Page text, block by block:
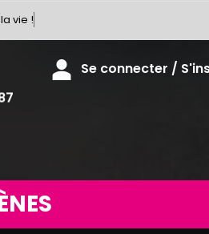
vie !
Se connecter /